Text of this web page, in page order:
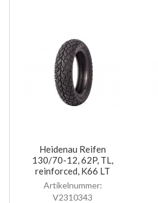
Heidenau Reifen
130/70-12, 62P, TL,
reinforced, K66 LT
Artikelnummer:
V2310343